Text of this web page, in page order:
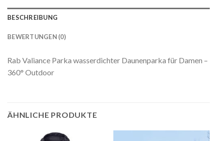
BESCHREIBUNG
BEWERTUNGEN (0)
Rab Valiance Parka wasserdichter Daunenparka für Damen –
360° Outdoor
ÄHNLICHE PRODUKTE